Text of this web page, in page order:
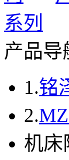
系列
产品导
1.铭
2.
机床